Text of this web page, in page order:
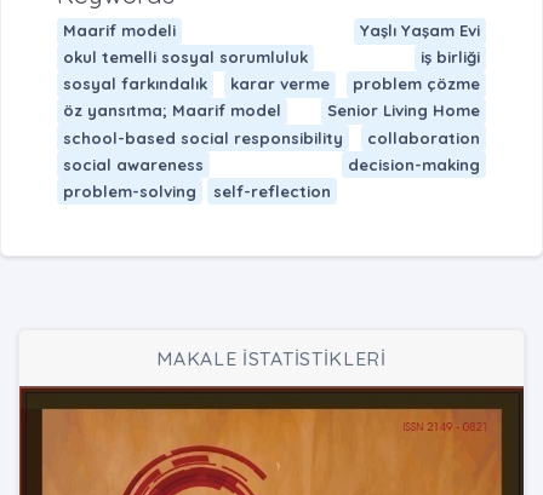
Maarif modeli
Yaşlı Yaşam Evi
okul temelli sosyal sorumluluk
iş birliği
sosyal farkındalık
karar verme
problem çözme
öz yansıtma; Maarif model
Senior Living Home
school-based social responsibility
collaboration
social awareness
decision-making
problem-solving
self-reflection
MAKALE İSTATİSTİKLERİ